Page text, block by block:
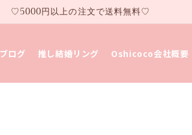
♡5000円以上の注文で送料無料♡
ログ 推し結婚リング Oshicoco会社概要